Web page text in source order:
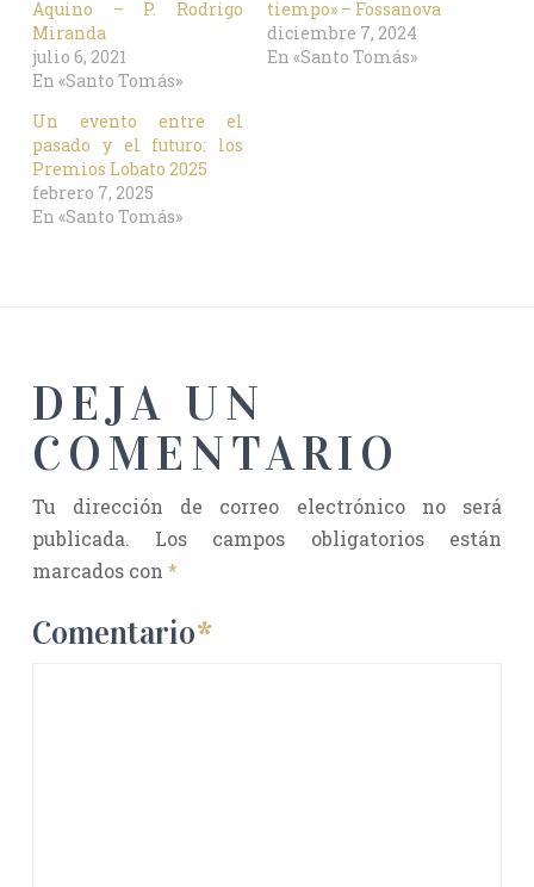
Aquino – P. Rodrigo
Miranda
julio 6, 2021
En «Santo Tomás»
tiempo» – Fossanova
diciembre 7, 2024
En «Santo Tomás»
Un evento entre el
pasado y el futuro: los
Premios Lobato 2025
febrero 7, 2025
En «Santo Tomás»
DEJA UN
COMENTARIO
Tu dirección de correo electrónico no será
publicada.
Los campos obligatorios están
marcados con *
Comentario*